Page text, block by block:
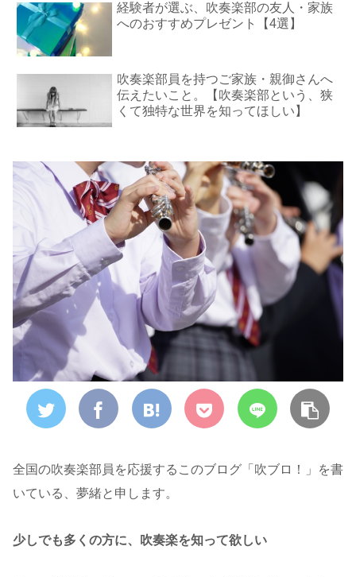
経験者が選ぶ、吹奏楽部の友人・家族
へのおすすめプレゼント【4選】
吹奏楽部員を持つご家族・親御さんへ
伝えたいこと。【吹奏楽部という、狭
くて独特な世界を知ってほしい】
全国の吹奏楽部員を応援するこのブログ「吹ブロ！」を書
いている、夢緒と申します。
少しでも多くの方に、吹奏楽を知って欲しい